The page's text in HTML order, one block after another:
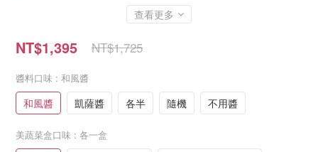
查看更多
NT$1,395 NT$1,725
醬料口味 : 和風醬
和風醬 凱薩醬 各半 隨機 不用醬
美蔬菜盒口味 : 各一盒